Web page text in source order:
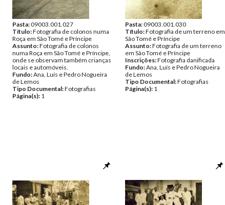
Pasta:09003.001.027
Título:Fotografia de colonos numa
Roça em São Tomé e Príncipe
Assunto:Fotografia de colonos
numa Roça em São Tomé e Príncipe,
onde se observam também crianças
locais e automóveis.
Fundo:Ana, Luís e Pedro Nogueira
de Lemos
Tipo Documental:Fotografias
Página(s): 1
Pasta:09003.001.030
Título:Fotografia de um terreno em
São Tomé e Príncipe
Assunto:Fotografia de um terreno
em São Tomé e Príncipe
Inscrições:Fotografia danificada
Fundo:Ana, Luís e Pedro Nogueira
de Lemos
Tipo Documental:Fotografias
Página(s): 1